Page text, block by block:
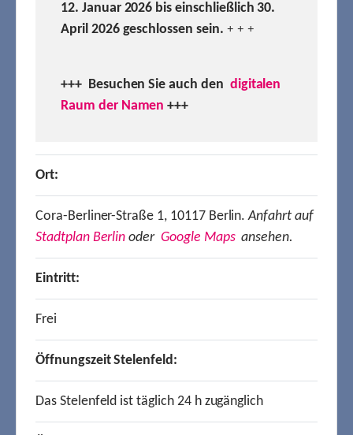
12. Januar 2026 bis einschließlich 30.
April 2026 geschlossen sein. + + +
+++ Besuchen Sie auch den digitalen
Raum der Namen +++
Ort:
Cora-Berliner-Straße 1, 10117 Berlin.Anfahrt auf
Stadtplan Berlin oder Google Mapsansehen.
Eintritt:
Frei
Öffnungszeit Stelenfeld:
Das Stelenfeld ist täglich 24 h zugänglich